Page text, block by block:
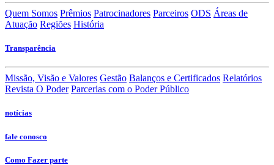
Quem Somos Prêmios Patrocinadores Parceiros ODS Áreas de
Atuação Regiões História
Transparência
Missão, Visão e Valores Gestão Balanços e Certificados Relatórios
Revista O Poder Parcerias com o Poder Público
notícias
fale conosco
Como Fazer parte